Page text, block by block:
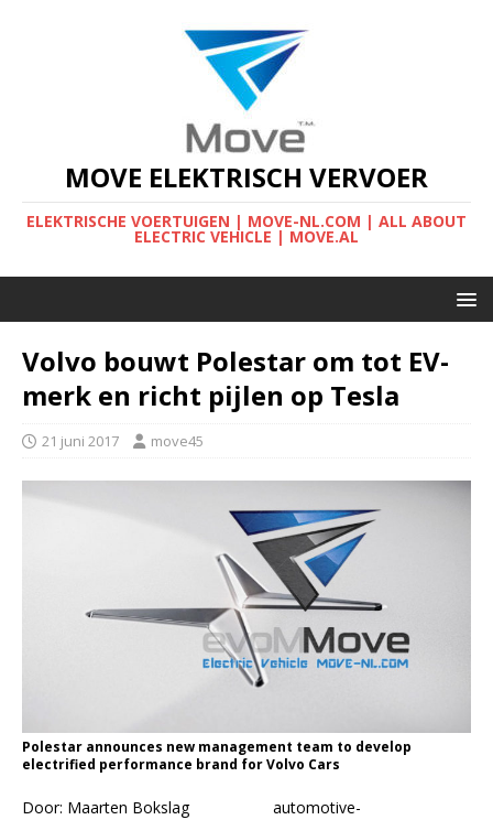
MOVE ELEKTRISCH VERVOER
ELEKTRISCHE VOERTUIGEN | MOVE-NL.COM | ALL ABOUT
ELECTRIC VEHICLE | MOVE.AL
Volvo bouwt Polestar om tot EV-
merk en richt pijlen op Tesla
21 juni 2017 move45
Polestar announces new management team to develop
electrified performance brand for Volvo Cars
Door: Maarten Bokslag automotive-